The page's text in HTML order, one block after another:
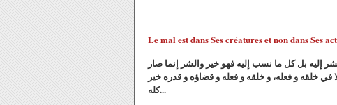
Le mal est dans Ses créatures et non dans Ses
عن نسبة الشر إليه بل كل ما نسب إليه فهو خير والشر إنما صار
خلقه و فعله، و خلقه و فعله و قضاؤه و قدره خير
كله...